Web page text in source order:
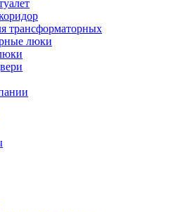
трансформаторных
люки